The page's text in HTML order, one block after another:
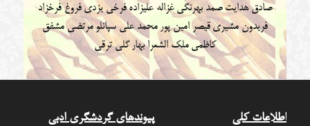
صادق هدایتصمد بهرنگی غزاله علیزادهفرخی یزدی فروغ فرخزاد
فریدون مشیری قیصر امین پور محمد علی سپانلومرتضی مشفق
کاظمی ملک الشعرا بهار گلی ترقی
اطلاعات کلی پیوندهای گردشگری ادبی